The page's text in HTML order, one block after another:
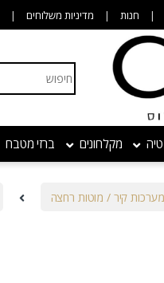
חנות מדיניות משלוחים
Search for:
מקלחונים ברזי מטבח
מערכות קיר / מוטות רחצה